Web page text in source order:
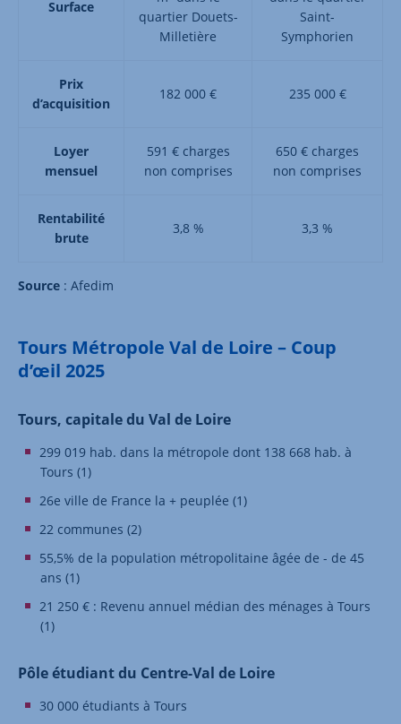
Surface
quartier Douets-
Milletière
Saint-
Symphorien
Prix
d’acquisition
182 000 € 235 000 €
Loyer
mensuel
591 € charges
non comprises
650 € charges
non comprises
Rentabilité
brute
3,8 % 3,3 %
Source : Afedim
Tours Métropole Val de Loire – Coup
d’œil 2025
Tours, capitale du Val de Loire
299 019 hab. dans la métropole dont 138 668 hab. à
Tours (1)
26e ville de France la + peuplée (1)
22 communes (2)
55,5% de la population métropolitaine âgée de - de 45
ans (1)
21 250 € : Revenu annuel médian des ménages à Tours
(1)
Pôle étudiant du Centre-Val de Loire
30 000 étudiants à Tours